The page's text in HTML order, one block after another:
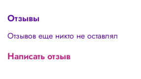
композиций, сладостей - можно
Отзывы
Отзывов еще никто не оставлял
Написать отзыв